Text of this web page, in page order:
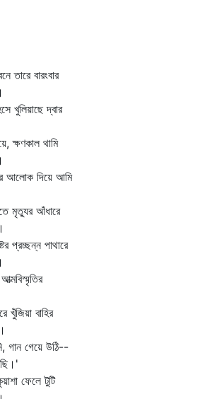
তারে বারংবার
খুলিয়াছে দ্বার
ক্ষণকাল থামি
আলোক দিয়ে আমি
মৃত্যুর আঁধারে
প্রচ্ছন্ন পাথারে
বাহির
গান গেয়ে উঠি--
ফেলে টুটি